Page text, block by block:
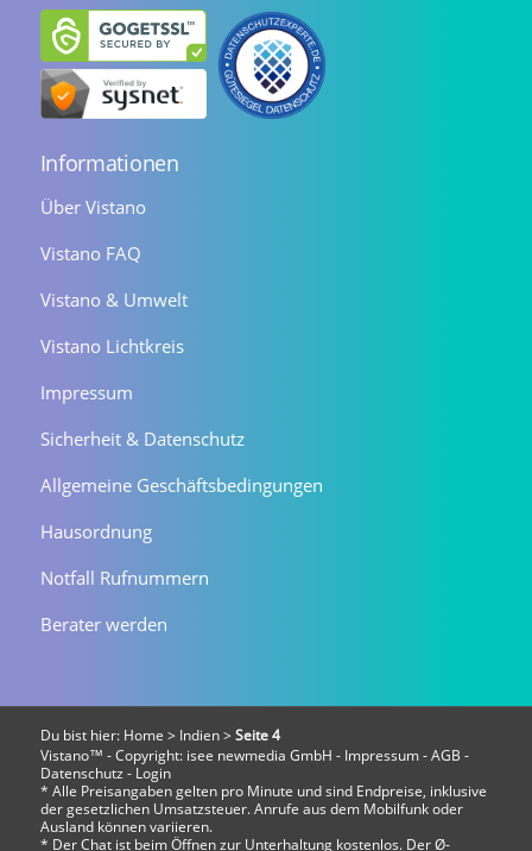
Informationen
Über Vistano
Vistano FAQ
Vistano & Umwelt
Vistano Lichtkreis
Impressum
Sicherheit & Datenschutz
Allgemeine Geschäftsbedingungen
Hausordnung
Notfall Rufnummern
Berater werden
Du bist hier: Home > Indien> Seite 4
Vistano™ - Copyright: isee newmedia GmbH - Impressum-AGB -
Datenschutz - Login
* Alle Preisangaben gelten pro Minute und sind Endpreise, inklusive
der gesetzlichen Umsatzsteuer. Anrufe aus dem Mobilfunk oder
Ausland können variieren.
* Der Chat ist beim Öffnen zur Unterhaltung kostenlos. Der Ø-